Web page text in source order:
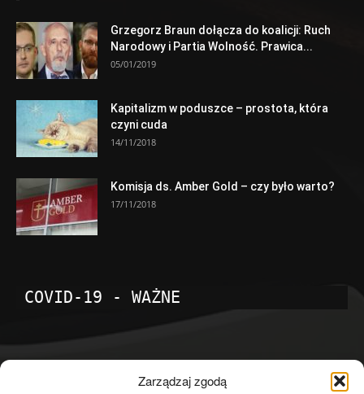
Zarządzaj zgodą
Grzegorz Braun dołącza do koalicji: Ruch
Narodowy i Partia Wolność. Prawica...
05/01/2019
Kapitalizm w poduszce – prostota, która
czyni cuda
14/11/2018
Komisja ds. Amber Gold – czy było warto?
17/11/2018
COVID-19 - WAŻNE